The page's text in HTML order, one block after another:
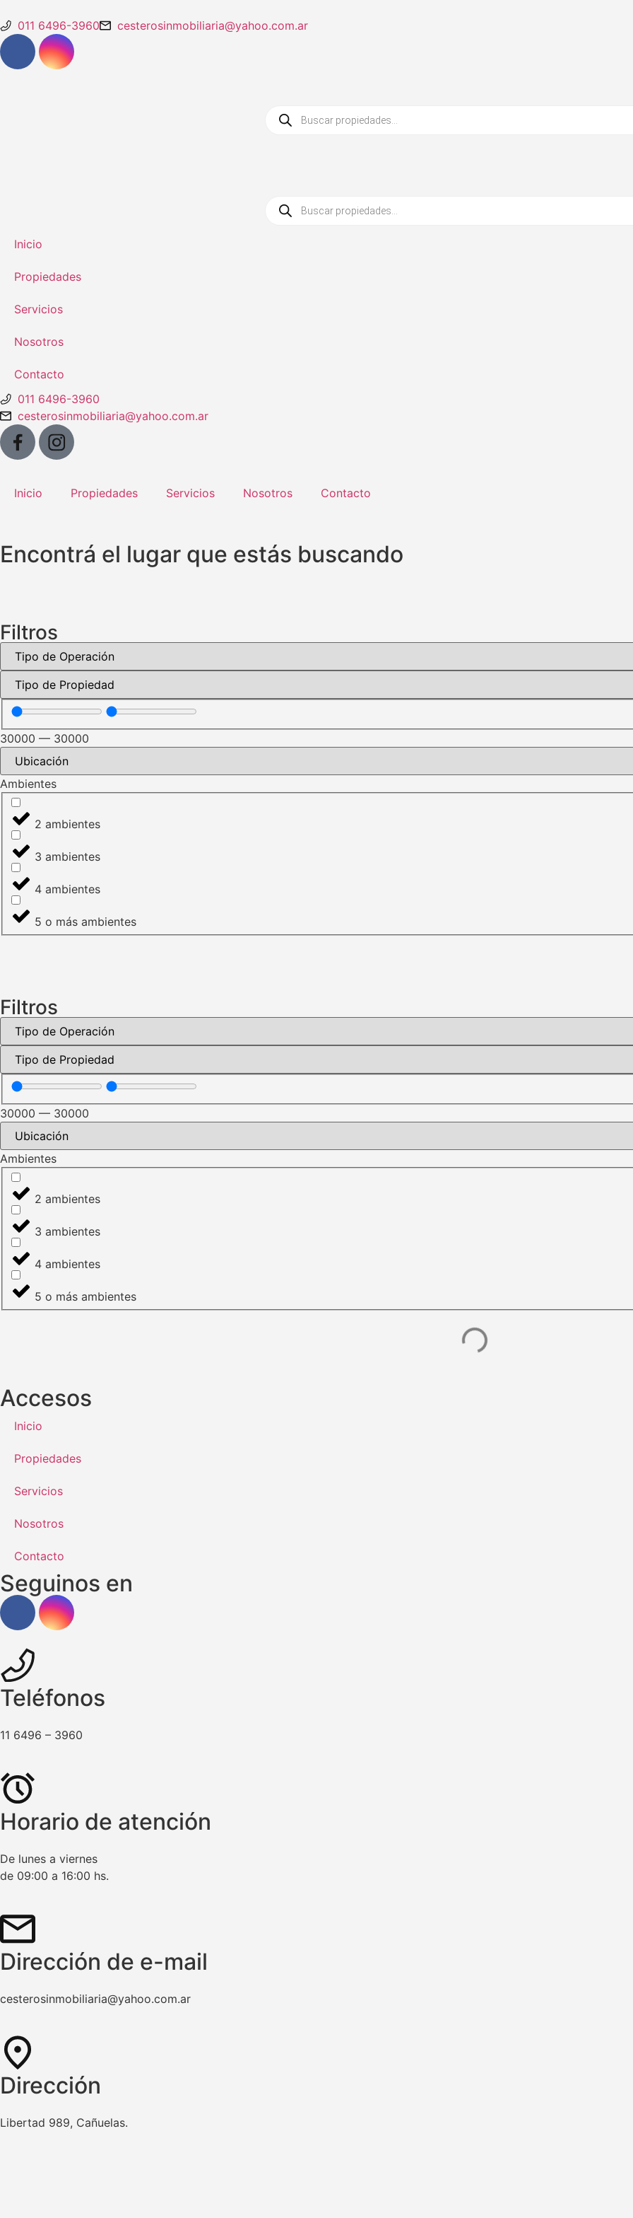
011 6496-3960 cesterosinmobiliaria@yahoo.com.ar
Inicio
Propiedades
Servicios
Nosotros
Contacto
011 6496-3960
cesterosinmobiliaria@yahoo.com.ar
Inicio Propiedades Servicios Nosotros Contacto
Encontrá el lugar que estás buscando
Filtros
30000 — 30000
Ambientes
2 ambientes
3 ambientes
4 ambientes
5 o más ambientes
Filtros
30000 — 30000
Ambientes
2 ambientes
3 ambientes
4 ambientes
5 o más ambientes
Accesos
Inicio
Propiedades
Servicios
Nosotros
Contacto
Seguinos en
Teléfonos
11 6496 – 3960
Horario de atención
De lunes a viernes
de 09:00 a 16:00 hs.
Dirección de e-mail
cesterosinmobiliaria@yahoo.com.ar
Dirección
Libertad 989, Cañuelas.